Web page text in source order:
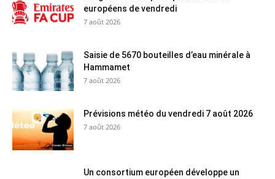
européens de vendredi
7 août 2026
Saisie de 5670 bouteilles d’eau minérale à
Hammamet
7 août 2026
Prévisions météo du vendredi 7 août 2026
7 août 2026
Un consortium européen développe un